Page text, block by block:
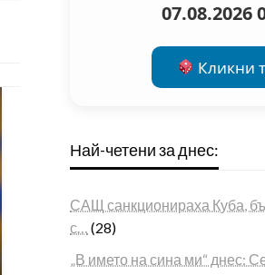
07.08.2026
Кликни
Най-четени за днес:
САЩ санкционираха Куба,
с…
(28)
„В името на сина ми“ днес: